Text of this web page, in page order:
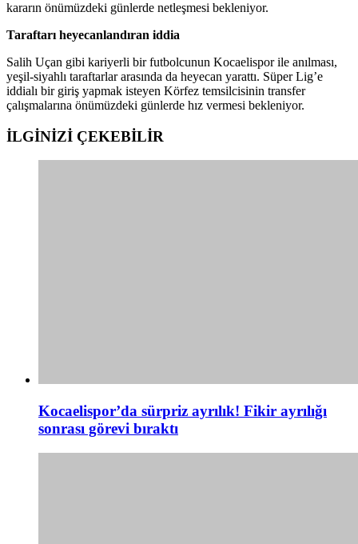
kararın önümüzdeki günlerde netleşmesi bekleniyor.
Taraftarı heyecanlandıran iddia
Salih Uçan gibi kariyerli bir futbolcunun Kocaelispor ile anılması,
yeşil-siyahlı taraftarlar arasında da heyecan yarattı. Süper Lig’e
iddialı bir giriş yapmak isteyen Körfez temsilcisinin transfer
çalışmalarına önümüzdeki günlerde hız vermesi bekleniyor.
İLGİNİZİ ÇEKEBİLİR
Kocaelispor’da sürpriz ayrılık! Fikir ayrılığı
sonrası görevi bıraktı